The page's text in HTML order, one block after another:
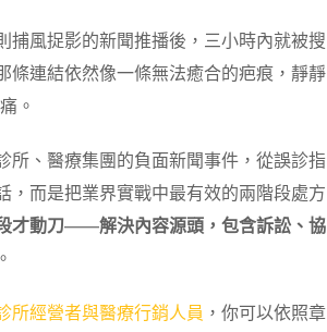
風捉影的新聞推播後，三小時內就被搜
條連結依然像一條無法癒合的疤痕，靜靜
。
所、醫療集團的負面新聞事件，從誤診指
而是把業界實戰中最有效的兩階段處方
才動刀——解決內容源頭，包含訴訟、協
所經營者與醫療行銷人員 ，你可以依照章